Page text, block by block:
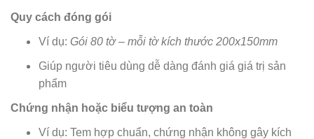
Quy cách đóng gói
Ví dụ: Gói 80 tờ – mỗi tờ kích thước 200x150mm
Giúp người tiêu dùng dễ dàng đánh giá giá trị sản
phẩm
Chứng nhận hoặc biểu tượng an toàn
Ví dụ: Tem hợp chuẩn, chứng nhận không gây kích